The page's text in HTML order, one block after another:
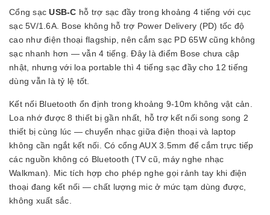
Cổng sạcUSB-C hỗ trợ sạc đầy trong khoảng 4 tiếng với cục
sạc 5V/1.6A. Bose không hỗ trợ Power Delivery (PD) tốc độ
cao như điện thoại flagship, nên cắm sạc PD 65W cũng không
sạc nhanh hơn — vẫn 4 tiếng. Đây là điểm Bose chưa cập
nhật, nhưng với loa portable thì 4 tiếng sạc đầy cho 12 tiếng
dùng vẫn là tỷ lệ tốt.
Kết nối Bluetooth ổn định trong khoảng 9-10m không vật cản.
Loa nhớ được 8 thiết bị gần nhất, hỗ trợ kết nối song song 2
thiết bị cùng lúc — chuyển nhạc giữa điện thoại và laptop
không cần ngắt kết nối. Có cổng AUX 3.5mm để cắm trực tiếp
các nguồn không có Bluetooth (TV cũ, máy nghe nhạc
Walkman). Mic tích hợp cho phép nghe gọi rảnh tay khi điện
thoại đang kết nối — chất lượng mic ở mức tạm dùng được,
không xuất sắc.